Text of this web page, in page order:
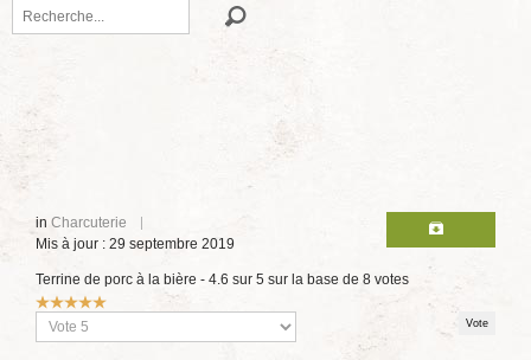
Rechercher
in Charcuterie
Mis à jour : 29 septembre 2019
Terrine de porc à la bière - 4.6 sur 5 sur la base de 8 votes
Vote
utilisateur:
Veuillez
voter